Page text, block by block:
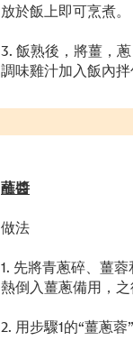
放於飯上即可烹煮。
3. 飯熟後，將薑，
調味雞汁加入飯內拌
蘸醬
做法
1. 先將青蔥碎、薑
熱倒入薑蔥備用，之
2. 用步驟1的“薑蔥蓉